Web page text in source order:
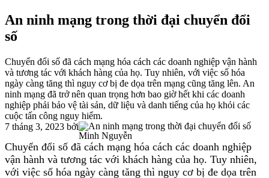
An ninh mạng trong thời đại chuyển đổi
số
Chuyển đổi số đã cách mạng hóa cách các doanh nghiệp vận hành
và tương tác với khách hàng của họ. Tuy nhiên, với việc số hóa
ngày càng tăng thì nguy cơ bị đe dọa trên mạng cũng tăng lên. An
ninh mạng đã trở nên quan trọng hơn bao giờ hết khi các doanh
nghiệp phải bảo vệ tài sản, dữ liệu và danh tiếng của họ khỏi các
cuộc tấn công nguy hiểm.
7 tháng 3, 2023 bởi
Minh Nguyễn
Chuyển đổi số đã cách mạng hóa cách các doanh nghiệp
vận hành và tương tác với khách hàng của họ. Tuy nhiên,
với việc số hóa ngày càng tăng thì nguy cơ bị đe dọa trên